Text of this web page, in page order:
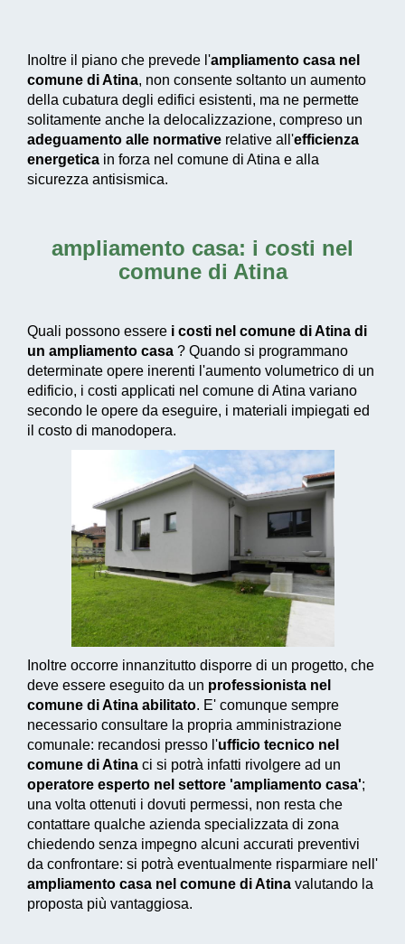
Inoltre il piano che prevede l'ampliamento casa nel
comune di Atina, non consente soltanto un aumento
della cubatura degli edifici esistenti, ma ne permette
solitamente anche la delocalizzazione, compreso un
adeguamento alle normative relative all'efficienza
energetica in forza nel comune di Atina e alla
sicurezza antisismica.
ampliamento casa: i costi nel
comune di Atina
Quali possono essere i costi nel comune di Atina di
un ampliamento casa ? Quando si programmano
determinate opere inerenti l'aumento volumetrico di un
edificio, i costi applicati nel comune di Atina variano
secondo le opere da eseguire, i materiali impiegati ed
il costo di manodopera.
Inoltre occorre innanzitutto disporre di un progetto, che
deve essere eseguito da un professionista nel
comune di Atina abilitato. E' comunque sempre
necessario consultare la propria amministrazione
comunale: recandosi presso l'ufficio tecnico nel
comune di Atina ci si potrà infatti rivolgere ad un
operatore esperto nel settore 'ampliamento casa';
una volta ottenuti i dovuti permessi, non resta che
contattare qualche azienda specializzata di zona
chiedendo senza impegno alcuni accurati preventivi
da confrontare: si potrà eventualmente risparmiare nell'
ampliamento casa nel comune di Atina valutando la
proposta più vantaggiosa.